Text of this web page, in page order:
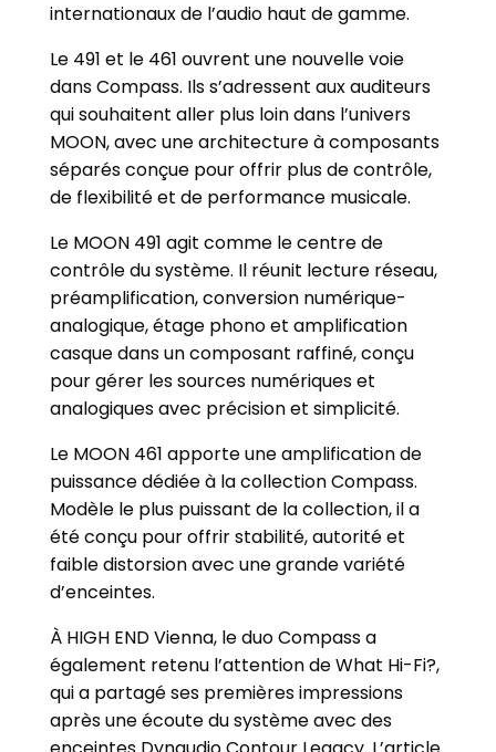
internationaux de l’audio haut de gamme.
Le 491 et le 461 ouvrent une nouvelle voie
dans Compass. Ils s’adressent aux auditeurs
qui souhaitent aller plus loin dans l’univers
MOON, avec une architecture à composants
séparés conçue pour offrir plus de contrôle,
de flexibilité et de performance musicale.
Le MOON 491 agit comme le centre de
contrôle du système. Il réunit lecture réseau,
préamplification, conversion numérique-
analogique, étage phono et amplification
casque dans un composant raffiné, conçu
pour gérer les sources numériques et
analogiques avec précision et simplicité.
Le MOON 461 apporte une amplification de
puissance dédiée à la collection Compass.
Modèle le plus puissant de la collection, il a
été conçu pour offrir stabilité, autorité et
faible distorsion avec une grande variété
d’enceintes.
À HIGH END Vienna, le duo Compass a
également retenu l’attention de What Hi-Fi?,
qui a partagé ses premières impressions
après une écoute du système avec des